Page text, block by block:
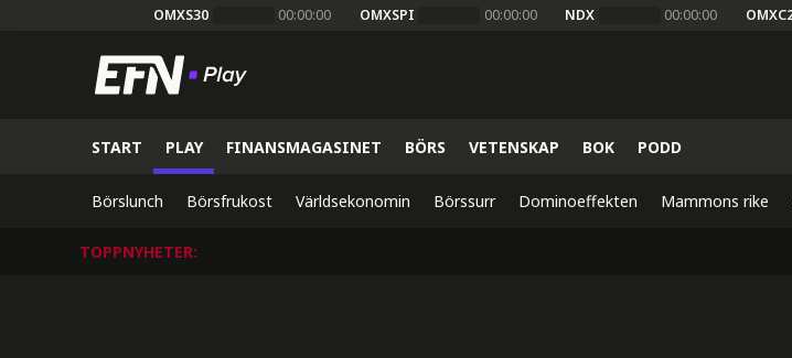
OMXS30 00:00:00 OMXSPI 00:00:00 NDX 00:00:00
START PLAY FINANSMAGASINET BÖRS VETENSKAP BOK PODD
Börslunch Börsfrukost Världsekonomin Börssurr Dominoeffekten Mammons rike
TOPPNYHETER: